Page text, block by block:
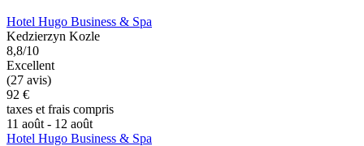
Hotel Hugo Business & Spa
Kedzierzyn Kozle
8,8/10
Excellent
(27 avis)
92 €
taxes et frais compris
11 août - 12 août
Hotel Hugo Business & Spa